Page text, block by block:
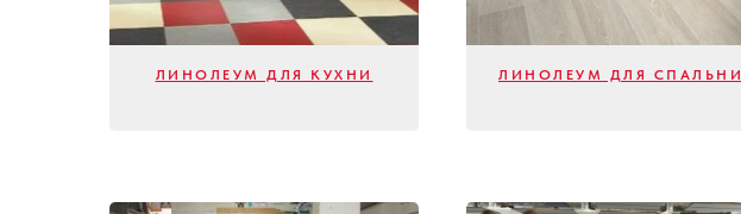
ЛИНОЛЕУМ ДЛЯ КУХНИ ЛИНОЛЕУМ ДЛЯ СПАЛЬНИ